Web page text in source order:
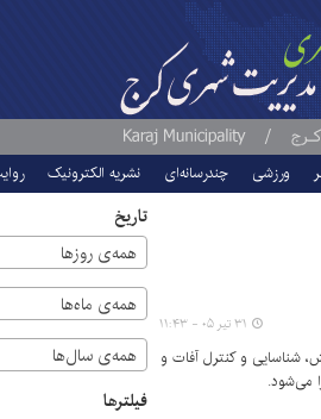
ورزشی چندرسانه‌ای نشریه الکترونیک
شناسایی و کنترل آفات و
۳۱ تیر ۰۵ - ۱۱:۴۳
تاریخ
همه‌ی روزها
همه‌ی ماه‌ها
همه‌ی سال‌ها
فیلترها